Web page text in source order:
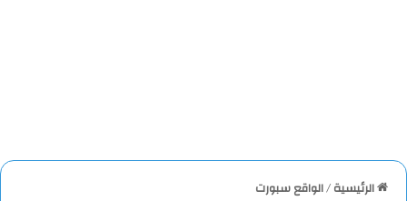
الرئيسية/الواقع سبورت